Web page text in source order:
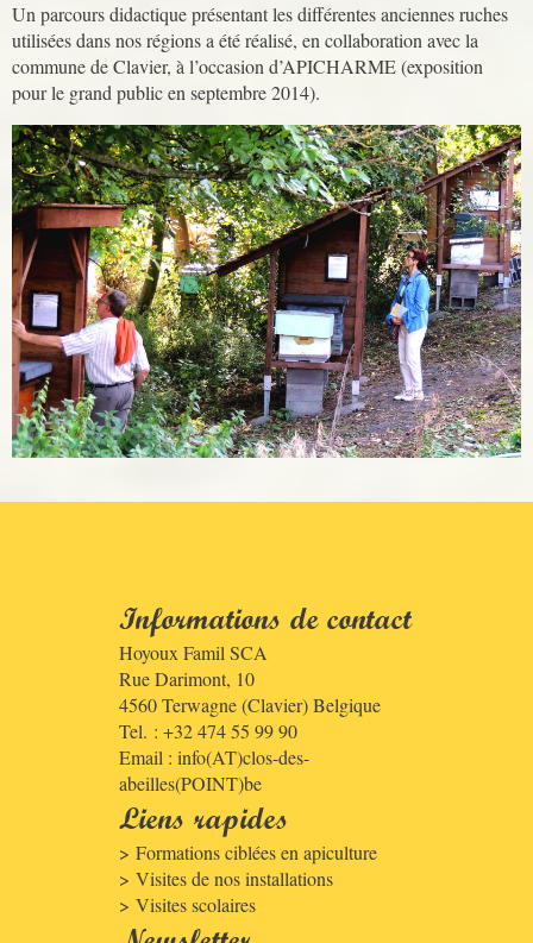
Un parcours didactique présentant les différentes anciennes ruches
utilisées dans nos régions a été réalisé, en collaboration avec la
commune de Clavier, à l’occasion d’APICHARME (exposition
pour le grand public en septembre 2014).
Informations de contact
Hoyoux Famil SCA
Rue Darimont, 10
4560Terwagne (Clavier)Belgique
Tel. : +32 474 55 99 90
Email : info(AT)clos-des-
abeilles(POINT)be
Liens rapides
Formations ciblées en apiculture
Visites de nos installations
Visites scolaires